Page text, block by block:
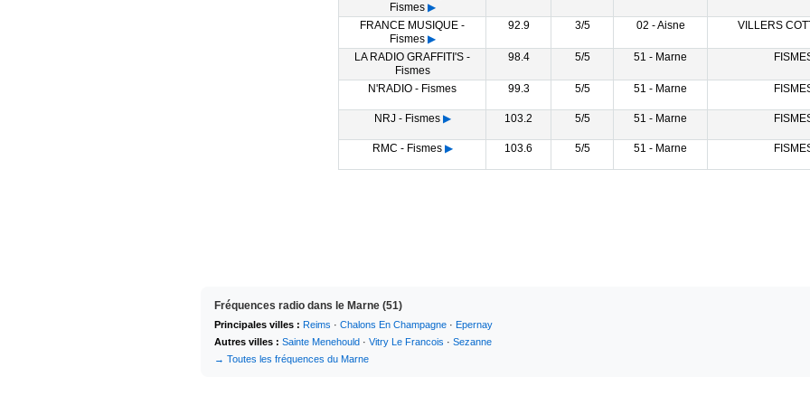
Fismes ▶
FRANCE MUSIQUE -
Fismes ▶
92.9 3/5 02 - Aisne VILLERS
LA RADIO GRAFFITI'S -
Fismes
98.4 5/5 51 - Marne
N'RADIO - Fismes 99.3 5/5 51 - Marne
NRJ - Fismes ▶ 103.2 5/5 51 - Marne
RMC - Fismes ▶ 103.6 5/5 51 - Marne
Fréquences radio dans le Marne (51)
Principales villes : Reims · Chalons En Champagne · Epernay
Autres villes : Sainte Menehould · Vitry Le Francois · Sezanne
→ Toutes les fréquences du Marne